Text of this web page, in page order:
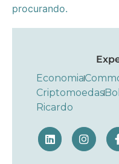
procurando.
Economia
Criptomoedas
Ricardo